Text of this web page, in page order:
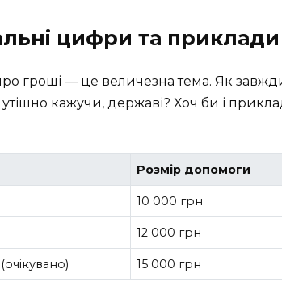
цифри та
гроші — це величезна тема. Як
кажучи, державі? Хоч би і
Розмір допомоги
10 000 грн
12 000 грн
15 000 грн